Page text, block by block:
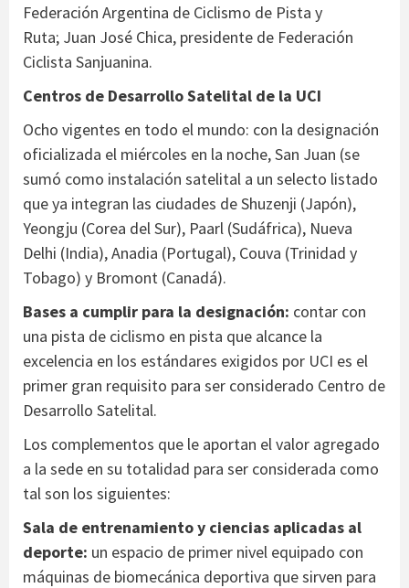
Federación Argentina de Ciclismo de Pista y
Ruta; Juan José Chica, presidente de Federación
Ciclista Sanjuanina.
Centros de Desarrollo Satelital de la UCI
Ocho vigentes en todo el mundo: con la designación
oficializada el miércoles en la noche, San Juan (se
sumó como instalación satelital a un selecto listado
que ya integran las ciudades de Shuzenji (Japón),
Yeongju (Corea del Sur), Paarl (Sudáfrica), Nueva
Delhi (India), Anadia (Portugal), Couva (Trinidad y
Tobago) y Bromont (Canadá).
Bases a cumplir para la designación: contar con
una pista de ciclismo en pista que alcance la
excelencia en los estándares exigidos por UCI es el
primer gran requisito para ser considerado Centro de
Desarrollo Satelital.
Los complementos que le aportan el valor agregado
a la sede en su totalidad para ser considerada como
tal son los siguientes:
Sala de entrenamiento y ciencias aplicadas al
deporte: un espacio de primer nivel equipado con
máquinas de biomecánica deportiva que sirven para